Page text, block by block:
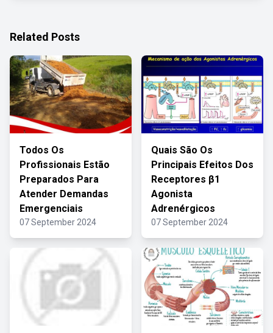
Related Posts
Todos Os
Profissionais Estão
Preparados Para
Atender Demandas
Emergenciais
07 September 2024
Quais São Os
Principais Efeitos Dos
Receptores β1
Agonista
Adrenérgicos
07 September 2024